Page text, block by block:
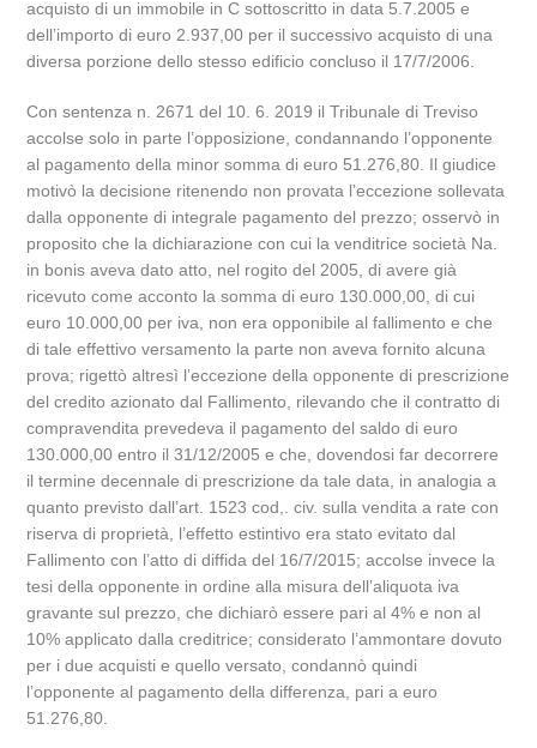
acquisto di un immobile in C sottoscritto in data 5.7.2005 e
dell’importo di euro 2.937,00 per il successivo acquisto di una
diversa porzione dello stesso edificio concluso il 17/7/2006.
Con sentenza n. 2671 del 10. 6. 2019 il Tribunale di Treviso
accolse solo in parte l’opposizione, condannando l’opponente
al pagamento della minor somma di euro 51.276,80. Il giudice
motivò la decisione ritenendo non provata l’eccezione sollevata
dalla opponente di integrale pagamento del prezzo; osservò in
proposito che la dichiarazione con cui la venditrice società Na.
in bonis aveva dato atto, nel rogito del 2005, di avere già
ricevuto come acconto la somma di euro 130.000,00, di cui
euro 10.000,00 per iva, non era opponibile al fallimento e che
di tale effettivo versamento la parte non aveva fornito alcuna
prova; rigettò altresì l’eccezione della opponente di prescrizione
del credito azionato dal Fallimento, rilevando che il contratto di
compravendita prevedeva il pagamento del saldo di euro
130.000,00 entro il 31/12/2005 e che, dovendosi far decorrere
il termine decennale di prescrizione da tale data, in analogia a
quanto previsto dall’art. 1523 cod,. civ. sulla vendita a rate con
riserva di proprietà, l’effetto estintivo era stato evitato dal
Fallimento con l’atto di diffida del 16/7/2015; accolse invece la
tesi della opponente in ordine alla misura dell’aliquota iva
gravante sul prezzo, che dichiarò essere pari al 4% e non al
10% applicato dalla creditrice; considerato l’ammontare dovuto
per i due acquisti e quello versato, condannò quindi
l’opponente al pagamento della differenza, pari a euro
51.276,80.